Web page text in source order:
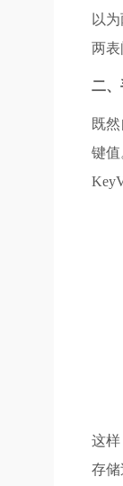
以
两表
二
既
键值
这
存储